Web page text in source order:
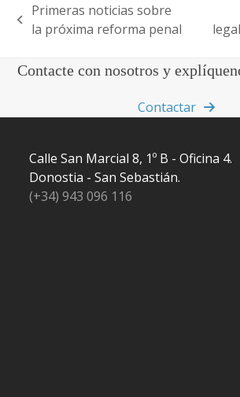
previous
Primeras noticias sobre
la próxima reforma penal
next
Contacte con nosotros y
Contactar
Calle San Marcial 8, 1º B - Oficina 4.
Donostia - San Sebastián.
(+34) 943 096 116